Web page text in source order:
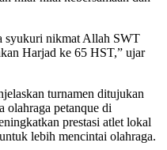
syukuri nikmat Allah SWT
Harjad ke 65 HST,” ujar
turnamen ditujukan
olahraga petanque di
prestasi atlet lokal
lebih mencintai olahraga.